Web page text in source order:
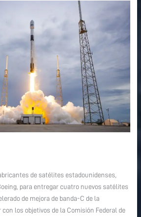
de satélites estadounidenses,
para entregar cuatro nuevos satélites
de mejora de banda-C de la
los objetivos de la Comisión Federal de